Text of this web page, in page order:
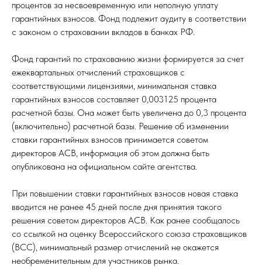
процентов за несвоевременную или неполную уплату
гарантийных взносов. Фонд подлежит аудиту в соответствии
с законом о страховании вкладов в банках РФ.
Фонд гарантий по страхованию жизни формируется за счет
ежеквартальных отчислений страховщиков с
соответствующими лицензиями, минимальная ставка
гарантийных взносов составляет 0,003125 процента
расчетной базы. Она может быть увеличена до 0,3 процента
(включительно) расчетной базы. Решение об изменении
ставки гарантийных взносов принимается советом
директоров АСВ, информация об этом должна быть
опубликована на официальном сайте агентства.
При повышении ставки гарантийных взносов новая ставка
вводится не ранее 45 дней после дня принятия такого
решения советом директоров АСВ. Как ранее сообщалось
со ссылкой на оценку Всероссийского союза страховщиков
(ВСС), минимальный размер отчислений не окажется
необременительным для участников рынка.